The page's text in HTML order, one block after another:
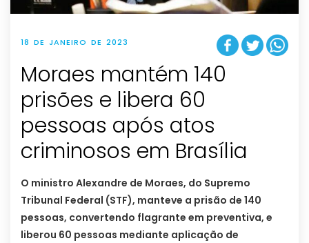
18 DE JANEIRO DE 2023
Moraes mantém 140
prisões e libera 60
pessoas após atos
criminosos em Brasília
O ministro Alexandre de Moraes, do Supremo
Tribunal Federal (STF), manteve a prisão de 140
pessoas, convertendo flagrante em preventiva, e
liberou 60 pessoas mediante aplicação de